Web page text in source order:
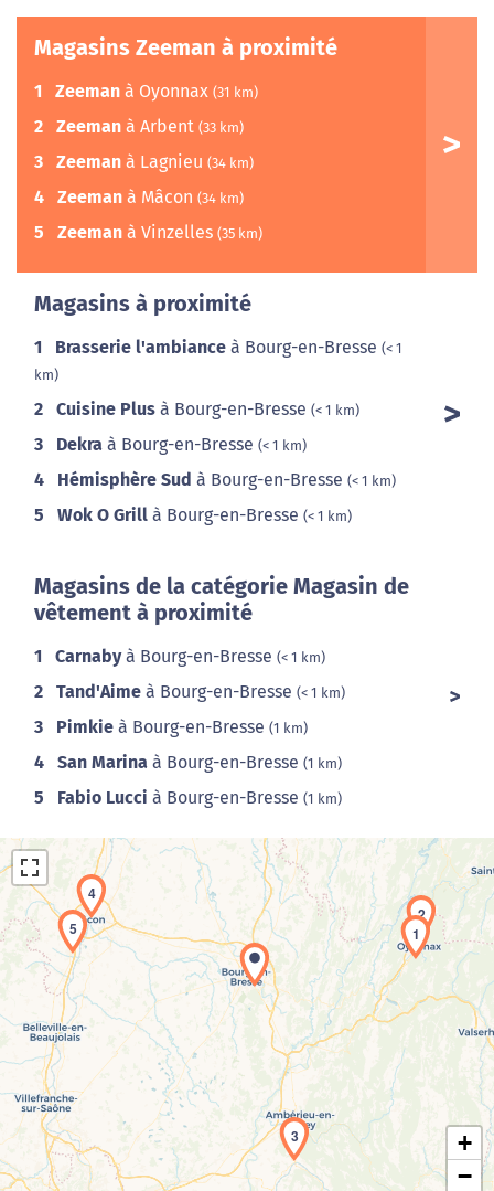
Magasins Zeeman à proximité
1 Zeeman à Oyonnax (31 km)
2 Zeeman à Arbent (33 km)
3 Zeeman à Lagnieu (34 km)
4 Zeeman à Mâcon (34 km)
5 Zeeman à Vinzelles (35 km)
Magasins à proximité
1 Brasserie l'ambiance à Bourg-en-Bresse (< 1
km)
2 Cuisine Plus à Bourg-en-Bresse (< 1 km)
3 Dekra à Bourg-en-Bresse (< 1 km)
4 Hémisphère Sud à Bourg-en-Bresse (< 1 km)
5 Wok O Grill à Bourg-en-Bresse (< 1 km)
Magasins de la catégorie Magasin de
vêtement à proximité
1 Carnabyà Bourg-en-Bresse (< 1 km)
2 Tand'Aime à Bourg-en-Bresse (< 1 km)
3 Pimkie à Bourg-en-Bresse (1 km)
4 San Marina à Bourg-en-Bresse (1 km)
5 Fabio Lucci à Bourg-en-Bresse (1 km)
Chargement de la carte en cours...
1
2
3
4
5
+
−